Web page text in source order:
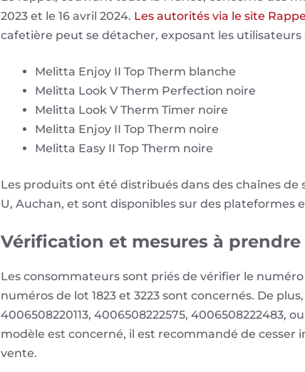
2023 et le 16 avril 2024. Les autorités via le site
cafetière peut se détacher, exposant les
Melitta Enjoy II Top Therm blanche
Melitta Look V Therm Perfection noire
Melitta Look V Therm Timer noire
Melitta Enjoy II Top Therm noire
Melitta Easy II Top Therm noire
Les produits ont été distribués dans des chaînes
U, Auchan, et sont disponibles sur des plateformes
Vérification et mesures à prendre
Les consommateurs sont priés de vérifier le
numéros de lot 1823 et 3223 sont concernés. De
4006508220113, 4006508222575, 4006508222483,
modèle est concerné, il est recommandé de
vente.